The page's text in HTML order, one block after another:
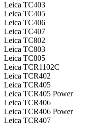
Leica TC403
Leica TC405
Leica TC406
Leica TC407
Leica TC802
Leica TC803
Leica TC805
Leica TCR1102C
Leica TCR402
Leica TCR405
Leica TCR405 Power
Leica TCR406
Leica TCR406 Power
Leica TCR407